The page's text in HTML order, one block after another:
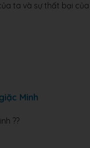
ta và sự thất bại
Minh
??